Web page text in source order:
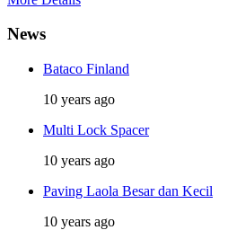
News
Bataco Finland
10 years ago
Multi Lock Spacer
10 years ago
Paving Laola Besar dan Kecil
10 years ago